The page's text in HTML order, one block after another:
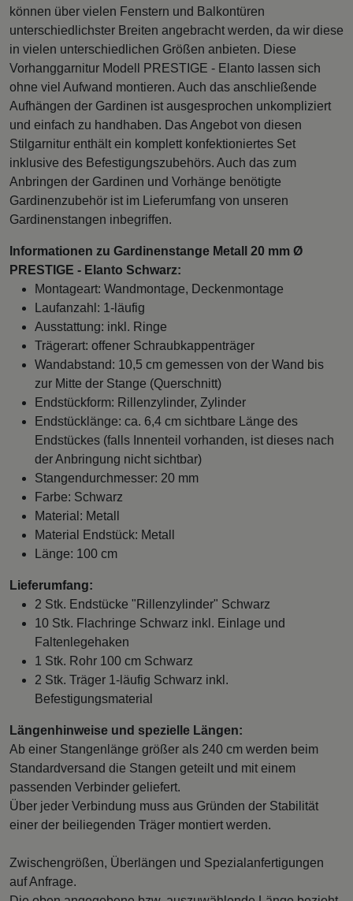
können über vielen Fenstern und Balkontüren
unterschiedlichster Breiten angebracht werden, da wir diese
in vielen unterschiedlichen Größen anbieten. Diese
Vorhanggarnitur Modell PRESTIGE - Elanto lassen sich
ohne viel Aufwand montieren. Auch das anschließende
Aufhängen der Gardinen ist ausgesprochen unkompliziert
und einfach zu handhaben. Das Angebot von diesen
Stilgarnitur enthält ein komplett konfektioniertes Set
inklusive des Befestigungszubehörs. Auch das zum
Anbringen der Gardinen und Vorhänge benötigte
Gardinenzubehör ist im Lieferumfang von unseren
Gardinenstangen inbegriffen.
Informationen zu Gardinenstange Metall 20 mm Ø
PRESTIGE - Elanto Schwarz:
Montageart: Wandmontage, Deckenmontage
Laufanzahl: 1-läufig
Ausstattung: inkl. Ringe
Trägerart: offener Schraubkappenträger
Wandabstand: 10,5 cm gemessen von der Wand bis
zur Mitte der Stange (Querschnitt)
Endstückform: Rillenzylinder, Zylinder
Endstücklänge: ca. 6,4 cm sichtbare Länge des
Endstückes (falls Innenteil vorhanden, ist dieses nach
der Anbringung nicht sichtbar)
Stangendurchmesser: 20 mm
Farbe: Schwarz
Material: Metall
Material Endstück: Metall
Länge: 100 cm
Lieferumfang:
2 Stk. Endstücke "Rillenzylinder" Schwarz
10 Stk. Flachringe Schwarz inkl. Einlage und
Faltenlegehaken
1 Stk. Rohr 100 cm Schwarz
2 Stk. Träger 1-läufig Schwarz inkl.
Befestigungsmaterial
Längenhinweise und spezielle Längen:
Ab einer Stangenlänge größer als 240 cm werden beim
Standardversand die Stangen geteilt und mit einem
passenden Verbinder geliefert.
Über jeder Verbindung muss aus Gründen der Stabilität
einer der beiliegenden Träger montiert werden.
Zwischengrößen, Überlängen und Spezialanfertigungen
auf Anfrage.